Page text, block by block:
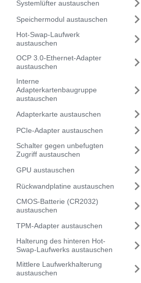
Systemlüfter austauschen
Speichermodul austauschen
Hot-Swap-Laufwerk
austauschen
OCP 3.0-Ethernet-Adapter
austauschen
Interne
Adapterkartenbaugruppe
austauschen
Adapterkarte austauschen
PCIe-Adapter austauschen
Schalter gegen unbefugten
Zugriff austauschen
GPU austauschen
Rückwandplatine austauschen
CMOS-Batterie (CR2032)
austauschen
TPM-Adapter austauschen
Halterung des hinteren Hot-
Swap-Laufwerks austauschen
Mittlere Laufwerkhalterung
austauschen